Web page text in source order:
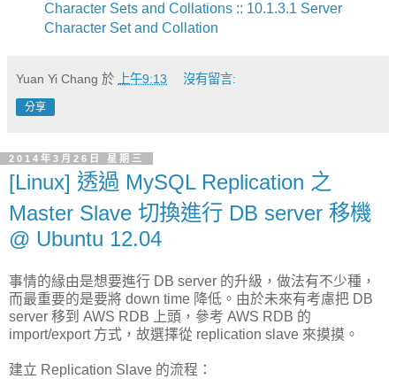
Character Sets and Collations :: 10.1.3.1 Server
Character Set and Collation
Yuan Yi Chang 於 上午9:13 沒有留言:
分享
2014年3月26日 星期三
[Linux] 透過 MySQL Replication 之
Master Slave 切換進行 DB server 移機
@ Ubuntu 12.04
事情的緣由是想要進行 DB server 的升級，做法有不少種，
而最重要的是要將 down time 降低。由於未來有考慮把 DB
server 移到 AWS RDB 上頭，參考 AWS RDB 的
import/export 方式，故選擇從 replication slave 來摸摸。
建立 Replication Slave 的流程：